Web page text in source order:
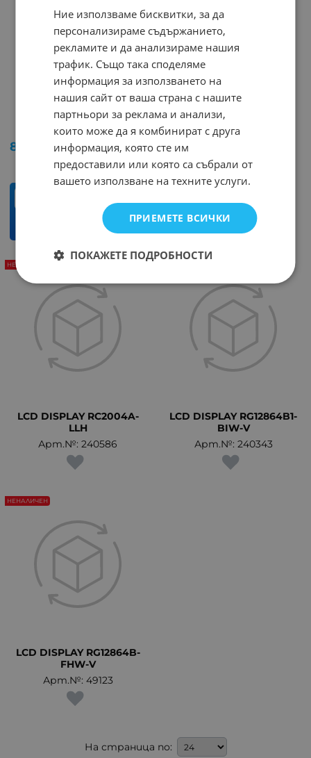
LCD DISPLAY RC1602B-
GHW-CSX
Арт.№: 35993
8.08 / 15.80 лв.
LCD DISPLAY RC2004A-
YHW-CSV
Арт.№: 245523
LCD DISPLAY RC2004A-
LLH
Арт.№: 240586
НЕНАЛИЧЕН
LCD DISPLAY RG12864B1-
BIW-V
Арт.№: 240343
LCD DISPLAY RG12864B-
FHW-V
Арт.№: 49123
НЕНАЛИЧЕН
На страница по:
Ние използваме бисквитки, за да
персонализираме съдържанието,
рекламите и да анализираме нашия
трафик. Също така споделяме
информация за използването на
нашия сайт от ваша страна с нашите
партньори за реклама и анализи,
които може да я комбинират с друга
информация, която сте им
предоставили или която са събрали от
вашето използване на техните услуги.
ПРИЕМЕТЕ ВСИЧКИ
ПОКАЖЕТЕ ПОДРОБНОСТИ